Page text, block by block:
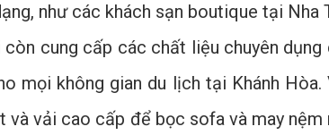
như các khách sạn boutique tại Nha
còn cung cấp các chất liệu chuyên
mọi không gian du lịch tại Khánh
và vải cao cấp để bọc sofa và may